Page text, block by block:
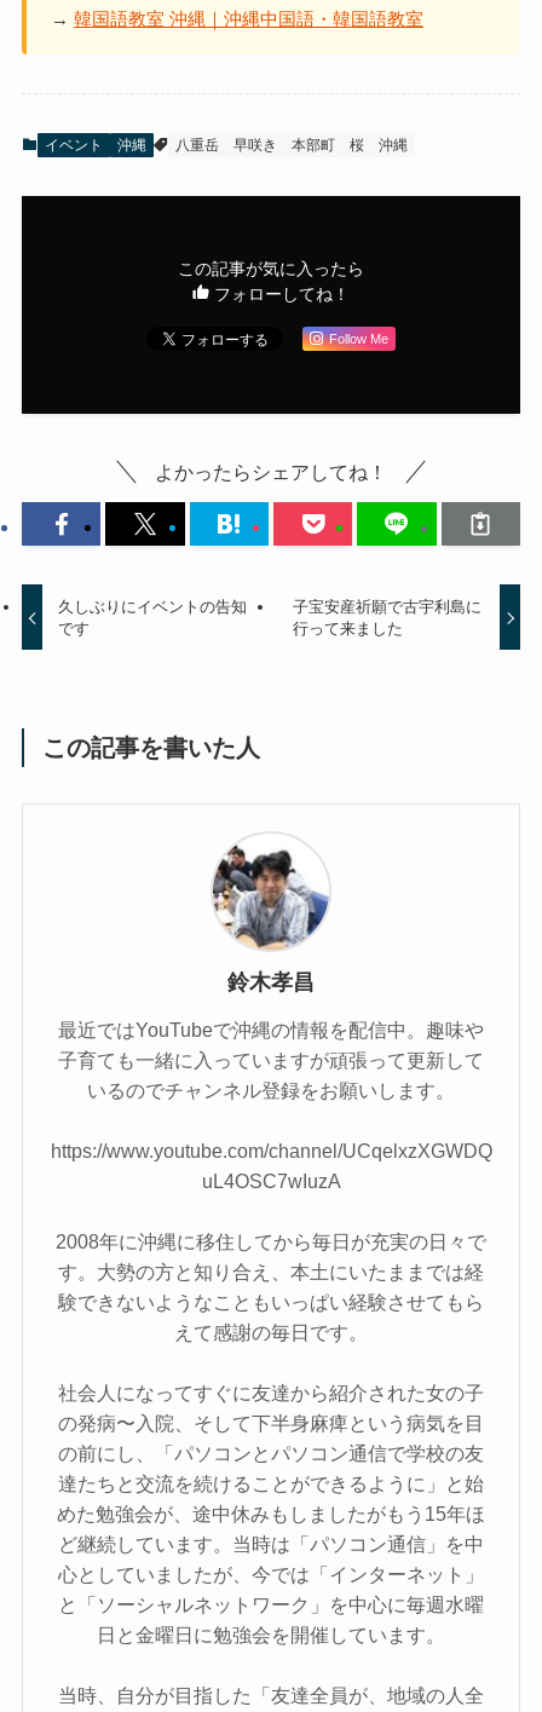
→ 韓国語教室 沖縄｜沖縄中国語・韓国語教室
イベント 沖縄 八重岳 早咲き 本部町 桜 沖縄
この記事が気に入ったら
フォローしてね！
Follow Me
よかったらシェアしてね！
久しぶりにイベントの告知
です
子宝安産祈願で古宇利島に
行って来ました
この記事を書いた人
鈴木孝昌
最近ではYouTubeで沖縄の情報を配信中。趣味や
子育ても一緒に入っていますが頑張って更新して
いるのでチャンネル登録をお願いします。
https://www.youtube.com/channel/UCqelxzXGWDQ
uL4OSC7wIuzA
2008年に沖縄に移住してから毎日が充実の日々で
す。大勢の方と知り合え、本土にいたままでは経
験できないようなこともいっぱい経験させてもら
えて感謝の毎日です。
社会人になってすぐに友達から紹介された女の子
の発病〜入院、そして下半身麻痺という病気を目
の前にし、「パソコンとパソコン通信で学校の友
達たちと交流を続けることができるように」と始
めた勉強会が、途中休みもしましたがもう15年ほ
ど継続しています。当時は「パソコン通信」を中
心としていましたが、今では「インターネット」
と「ソーシャルネットワーク」を中心に毎週水曜
日と金曜日に勉強会を開催しています。
当時、自分が目指した「友達全員が、地域の人全